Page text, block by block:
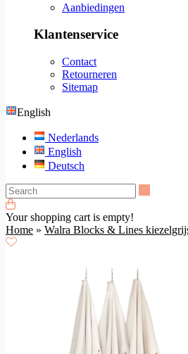
Aanbiedingen
Klantenservice
Contact
Retourneren
Sitemap
English
Nederlands
English
Deutsch
Your shopping cart is empty!
Home » Walra Blocks & Lines